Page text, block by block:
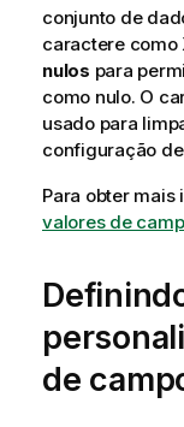
conjunto de
caractere como
nulos para
como nulo. O
usado para
configuração
Para obter
valores de
de